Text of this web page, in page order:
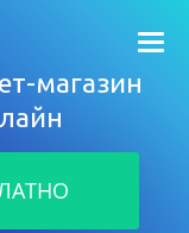
магазин